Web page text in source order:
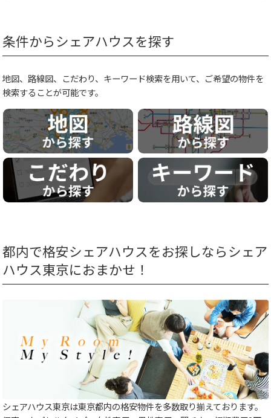
条件からシェアハウスを探す
地図、路線図、こだわり、キーワード検索を用いて、ご希望の物件を
検索することが可能です。
都内で格安シェアハウスをお探しならシェア
ハウス東京におまかせ！
シェアハウス東京は東京都内の格安物件を多数取り揃えております。